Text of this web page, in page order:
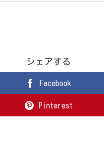
シェアする
Facebook
Pinterest